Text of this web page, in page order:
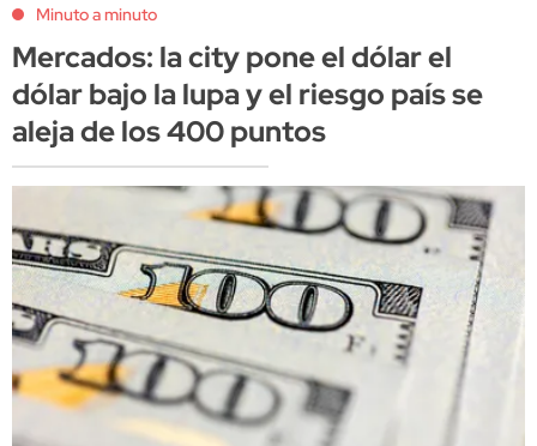
Minuto a minuto
Mercados: la city pone el dólar el
dólar bajo la lupa y el riesgo país se
aleja de los 400 puntos